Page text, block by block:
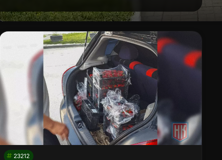
23212